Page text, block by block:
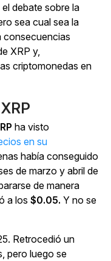
debate sobre la
sea cual sea la
consecuencias
XRP y,
criptomonedas en
ha visto
en su
había conseguido
de marzo y abril de
de manera
a los $0.05. Y no se
Retrocedió un
pero luego se